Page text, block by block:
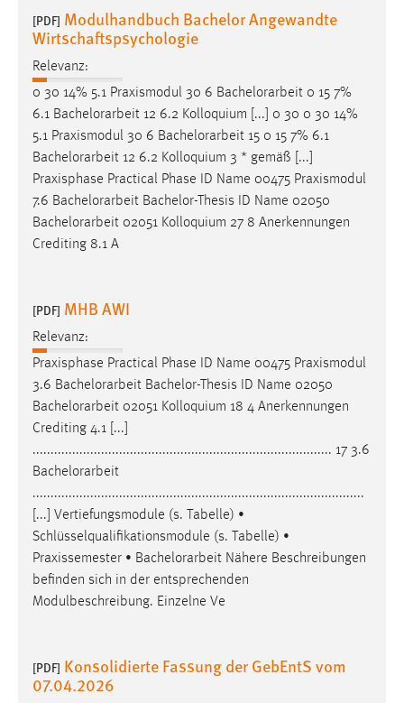
[PDF] Modulhandbuch Bachelor Angewandte
Wirtschaftspsychologie
Relevanz:
0 30 14% 5.1 Praxismodul 30 6 Bachelorarbeit 0 15 7%
6.1 Bachelorarbeit 12 6.2 Kolloquium [...] 0 30 0 30 14%
5.1 Praxismodul 30 6 Bachelorarbeit 15 0 15 7% 6.1
Bachelorarbeit 12 6.2 Kolloquium 3 * gemäß [...]
Praxisphase Practical Phase ID Name 00475 Praxismodul
7.6 Bachelorarbeit Bachelor-Thesis ID Name 02050
Bachelorarbeit 02051 Kolloquium 27 8 Anerkennungen
Crediting 8.1 A
[PDF] MHB AWI
Relevanz:
Praxisphase Practical Phase ID Name 00475 Praxismodul
3.6 Bachelorarbeit Bachelor-Thesis ID Name 02050
Bachelorarbeit 02051 Kolloquium 18 4 Anerkennungen
Crediting 4.1 [...]
................................................................................... 17 3.6
Bachelorarbeit
............................................................................................
[...] Vertiefungsmodule (s. Tabelle) •
Schlüsselqualifikationsmodule (s. Tabelle) •
Praxissemester • Bachelorarbeit Nähere Beschreibungen
befinden sich in der entsprechenden
Modulbeschreibung. Einzelne Ve
[PDF] Konsolidierte Fassung der GebEntS vom
07.04.2026